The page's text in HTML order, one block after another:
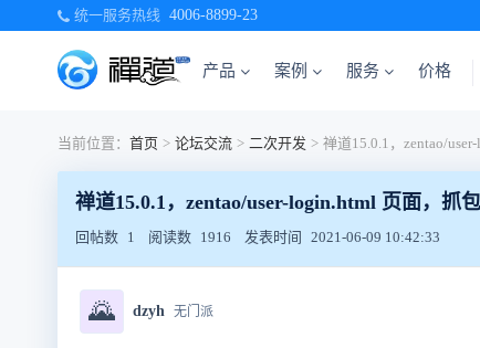
统一服务热线 4006-8899-23
产品 案例 服务 价格
当前位置： 首页 > 论坛交流 > 二次开发 >
禅道15.0.1，zentao/user-login.html 页面，抓
回帖数 1 阅读数 1916 发表时间 2021-06-09 10:42:33
🌄 dzyh 无门派